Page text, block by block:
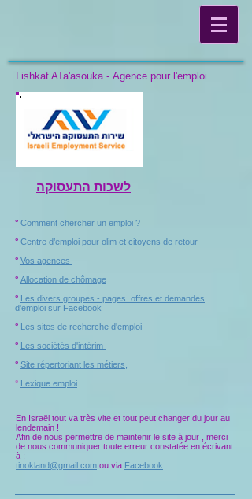
Lishkat ATa'asouka - Agence pour l'emploi
לשכות התעסוקה
° Comment chercher un emploi ?
° Centre d’emploi pour olim et citoyens de retour
° Vos agences
° Allocation de chômage
° Les divers groupes - pages offres et demandes
d'emploi sur Facebook
° Les sites de recherche d'emploi
° Les sociétés d'intérim
° Site répertoriant les métiers
° Lexique emploi
En Israël tout va très vite et tout peut changer du jour au
lendemain !
Afin de nous permettre de maintenir le site à jour , merci
de nous communiquer toute erreur constatée en écrivant
à :
tinokland@gmail.com ou via Facebook